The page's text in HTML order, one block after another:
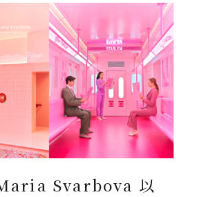
Svarbova 以